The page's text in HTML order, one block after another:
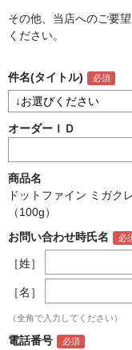
その他、当店へのご要
ください。
件名(タイトル)
オーダーＩＤ
商品名
ドットファイン ミガ
（100g）
お問い合わせ時氏名
［姓］
［名］
（全角で入力してください）
電話番号